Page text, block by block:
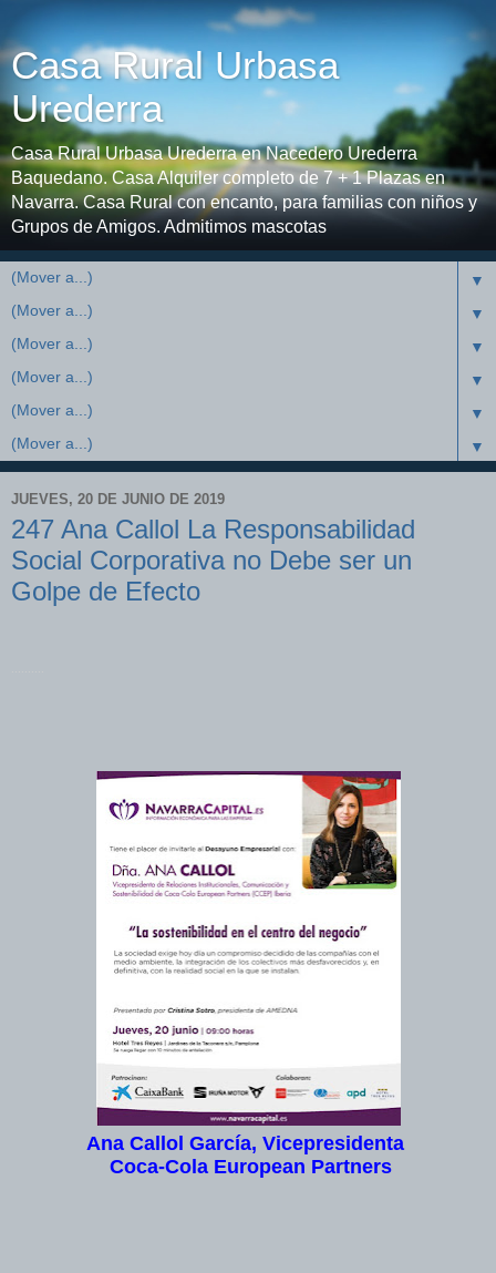
Casa Rural Urbasa
Urederra
Casa Rural Urbasa Urederra en Nacedero Urederra
Baquedano. Casa Alquiler completo de 7 + 1 Plazas en
Navarra. Casa Rural con encanto, para familias con niños y
Grupos de Amigos. Admitimos mascotas
▼
▼
▼
▼
▼
▼
JUEVES, 20 DE JUNIO DE 2019
247 Ana Callol La Responsabilidad
Social Corporativa no Debe ser un
Golpe de Efecto
Ana Callol García, Vicepresidenta
Coca-Cola European Partners